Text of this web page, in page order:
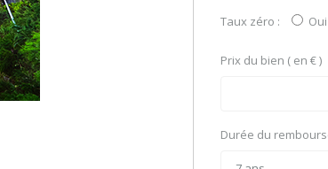
Taux zéro : Oui
Prix du bien ( en € )
Durée du